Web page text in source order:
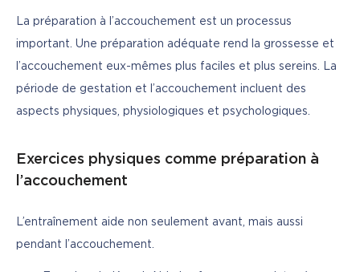
La préparation à l’accouchement est un processus
important. Une préparation adéquate rend la grossesse et
l’accouchement eux-mêmes plus faciles et plus sereins. La
période de gestation et l’accouchement incluent des
aspects physiques, physiologiques et psychologiques.
Exercices physiques comme préparation à
l’accouchement
L’entraînement aide non seulement avant, mais aussi
pendant l’accouchement.